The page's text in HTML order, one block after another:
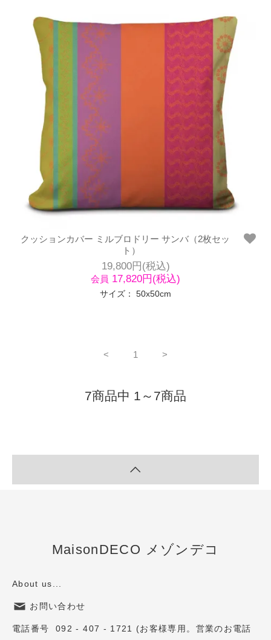
クッションカバー ミルブロドリー サンバ（2枚セッ
ト）
19,800円(税込)
会員 17,820円(税込)
サイズ： 50x50cm
< 1 >
7商品中 1～7商品
MaisonDECO メゾンデコ
About us...
お問い合わせ
電話番号 092 - 407 - 1721 (お客様専用。営業のお電話